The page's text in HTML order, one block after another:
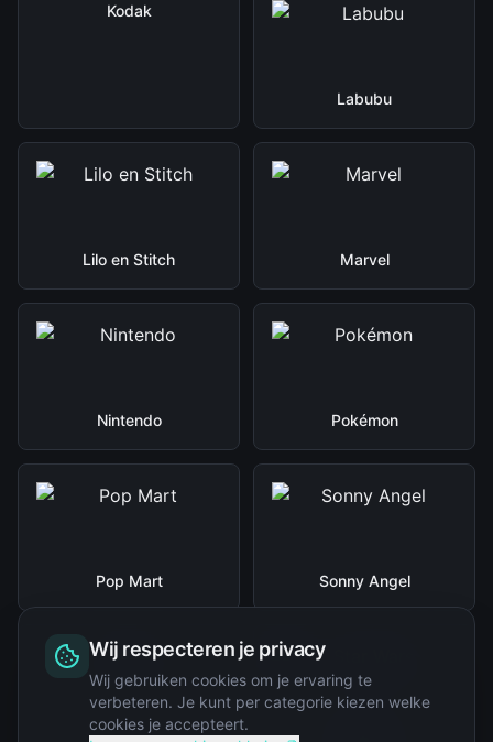
Kodak
Labubu
Lilo en Stitch Marvel
Nintendo Pokémon
Pop Mart Sonny Angel
Squishy
Wij respecteren je privacy
Wij gebruiken cookies om je ervaring te
verbeteren. Je kunt per categorie kiezen welke
cookies je accepteert.